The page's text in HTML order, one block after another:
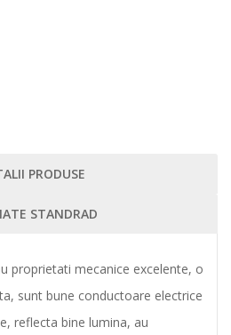
PRODUSE
STANDRAD
proprietati mecanice excelente, o
sunt bune conductoare electrice
reflecta bine lumina, au